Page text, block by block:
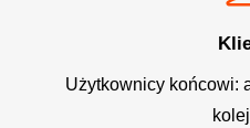
Użytkownicy końcowi: